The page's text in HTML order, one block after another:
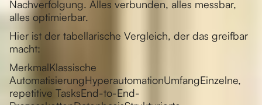
Nachverfolgung. Alles verbunden, alles messbar,
alles optimierbar.
Hier ist der tabellarische Vergleich, der das greifbar
macht:
MerkmalKlassische
AutomatisierungHyperautomationUmfangEinzelne,
repetitive TasksEnd-to-End-